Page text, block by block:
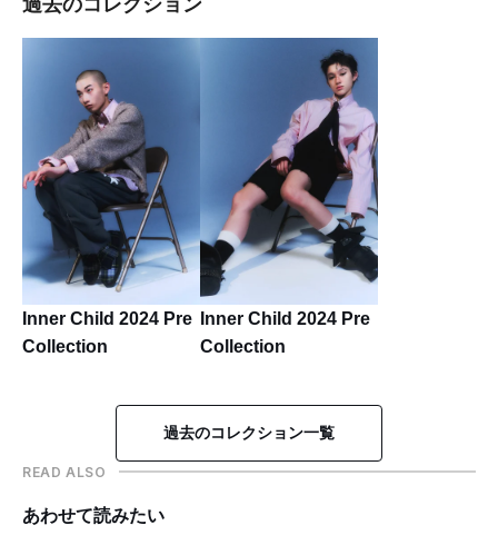
Inner Child 2024 Pre
Collection
Inner Child 2024 Pre
Collection
過去のコレクション一覧
READ ALSO
あわせて読みたい